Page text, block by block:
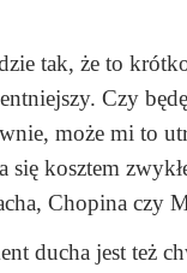
tak, że to
Czy
może mi to
się kosztem
Chopina czy
ducha jest też